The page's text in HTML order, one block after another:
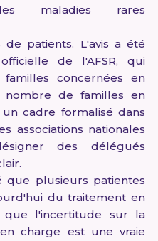
maladies rares
de patients. L'avis a été
de l'AFSR, qui
concernées en
de familles en
cadre formalisé dans
associations nationales
des délégués
que plusieurs patientes
du traitement en
que l'incertitude sur la
charge est une vraie